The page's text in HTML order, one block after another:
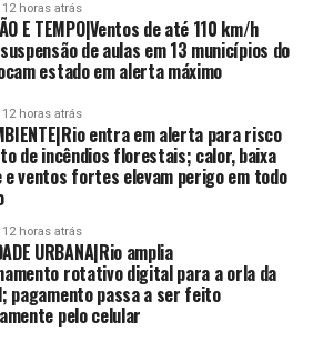
12 horas atrás
E TEMPO|Ventos de até 110 km/h
de aulas em 13 municípios do
estado em alerta máximo
12 horas atrás
entra em alerta para risco
de incêndios florestais; calor, baixa
e ventos fortes elevam perigo em todo
12 horas atrás
URBANA|Rio amplia
rotativo digital para a orla da
pagamento passa a ser feito
pelo celular